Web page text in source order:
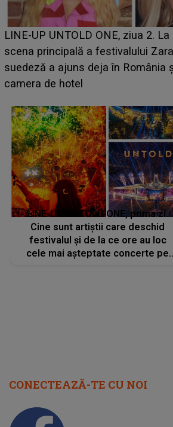
Ce a dezvăluit noua concurentă
luat prin surprindere pe Emanuel.
BĂIATUL VIZAT de Alexandra?!
faptului împlinit, A RECUNOSCUT
LINE-UP UNTOLD ONE, prima zi.
Cine sunt artiștii care deschid
festivalul și de la ce ore au loc
cele mai așteptate concerte pe
CONECTEAZĂ-TE CU NOI